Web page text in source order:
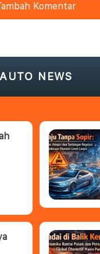
Komentar
AUTO NEWS